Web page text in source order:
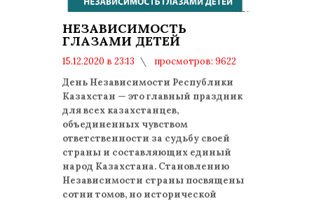
НЕЗАВИСИМОСТЬ
ГЛАЗАМИ ДЕТЕЙ
15.12.2020 в 23:13
просмотров: 9622
День Независимости Республики
Казахстан — это главный праздник
для всех казахстанцев,
объединенных чувством
ответственности за судьбу своей
страны и составляющих единый
народ Казахстана. Становлению
Независимости страны посвящены
сотни томов, но исторической